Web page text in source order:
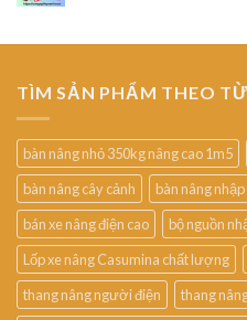
TÌM SẢN PHẨM THEO
bàn nâng nhỏ 350kg nâng cao 1m5
bàn nâng cây cảnh
bàn nâng
bán xe nâng điện cao
bộ nguồn
Lốp xe nâng Casumina chất lượng
thang nâng người điện
thang